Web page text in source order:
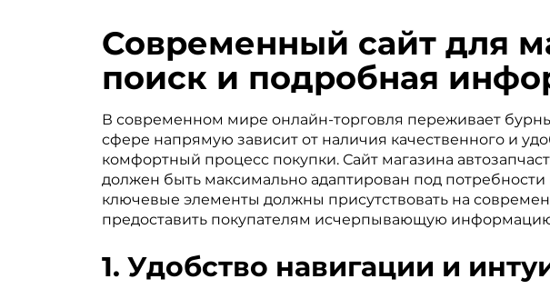
Современный сайт для
поиск и подробная
В современном мире онлайн-торговля переживает
сфере напрямую зависит от наличия качественного и
комфортный процесс покупки. Сайт магазина
должен быть максимально адаптирован под
ключевые элементы должны присутствовать на
предоставить покупателям исчерпывающую информацию
1. Удобство навигации и